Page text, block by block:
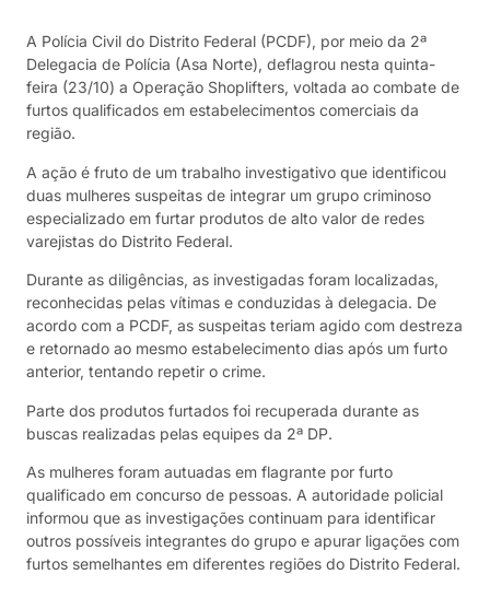
A Polícia Civil do Distrito Federal (PCDF), por meio da 2ª
Delegacia de Polícia (Asa Norte), deflagrou nesta quinta-
feira (23/10) a Operação Shoplifters, voltada ao combate de
furtos qualificados em estabelecimentos comerciais da
região.
A ação é fruto de um trabalho investigativo que identificou
duas mulheres suspeitas de integrar um grupo criminoso
especializado em furtar produtos de alto valor de redes
varejistas do Distrito Federal.
Durante as diligências, as investigadas foram localizadas,
reconhecidas pelas vítimas e conduzidas à delegacia. De
acordo com a PCDF, as suspeitas teriam agido com destreza
e retornado ao mesmo estabelecimento dias após um furto
anterior, tentando repetir o crime.
Parte dos produtos furtados foi recuperada durante as
buscas realizadas pelas equipes da 2ª DP.
As mulheres foram autuadas em flagrante por furto
qualificado em concurso de pessoas. A autoridade policial
informou que as investigações continuam para identificar
outros possíveis integrantes do grupo e apurar ligações com
furtos semelhantes em diferentes regiões do Distrito Federal.